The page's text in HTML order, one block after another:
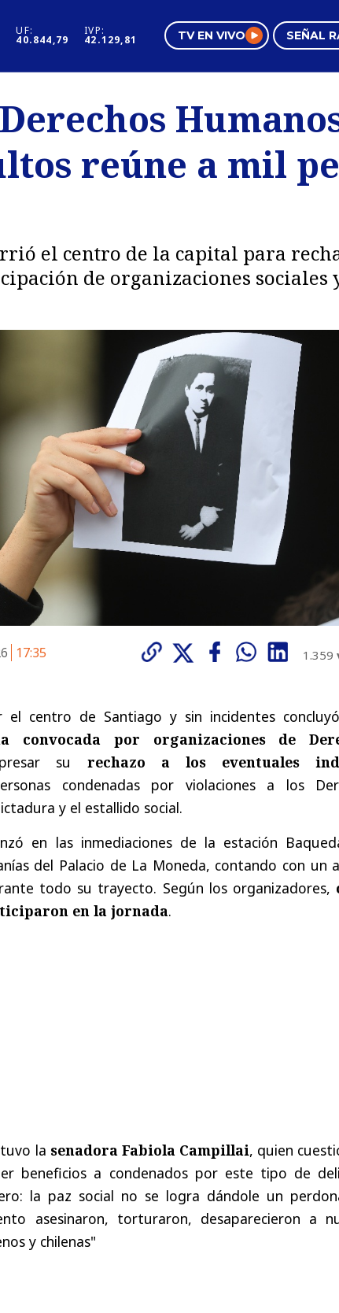
UF:
40.844,79
IVP:
42.129,81 TV EN VIVO SEÑAL
Negocios
Pura Mujer
reúne a mil
el centro de la capital para
de organizaciones sociales
17:35 1.359
el centro de Santiago y sin incidentes
convocada por organizaciones de
su rechazo a los eventuales
condenadas por violaciones a los
y el estallido social.
en las inmediaciones de la estación
del Palacio de La Moneda, contando con un
todo su trayecto. Según los organizadores,
en la jornada.
la senadora Fabiola Campillai, quien
beneficios a condenados por este tipo de
la paz social no se logra dándole un
asesinaron, torturaron, desaparecieron a
y chilenas"